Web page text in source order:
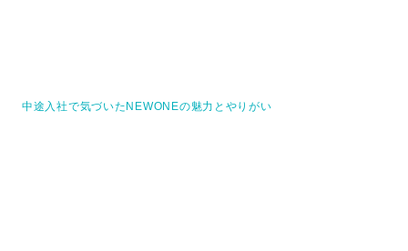
中途入社で気づいたNEWONEの魅力とやりがい